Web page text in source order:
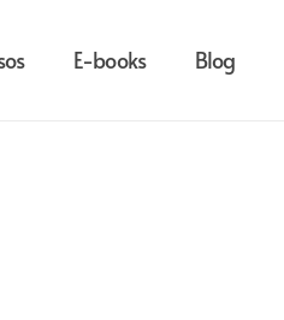
E-books Blog